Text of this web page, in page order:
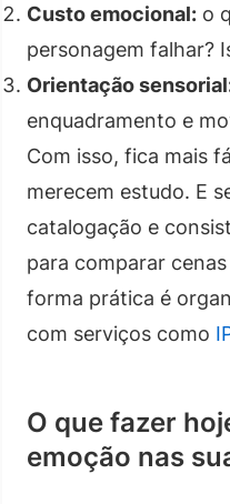
Custo emocional: o
personagem falhar?
Orientação
enquadramento e
Com isso, fica mais
merecem estudo. E
catalogação e
para comparar
forma prática é
com serviços como
O que fazer
emoção nas